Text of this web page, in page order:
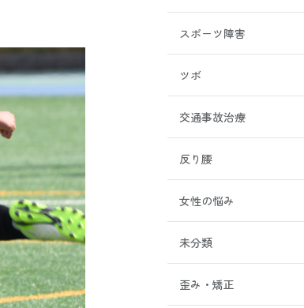
スポーツ障害
ツボ
交通事故治療
反り腰
女性の悩み
未分類
歪み・矯正